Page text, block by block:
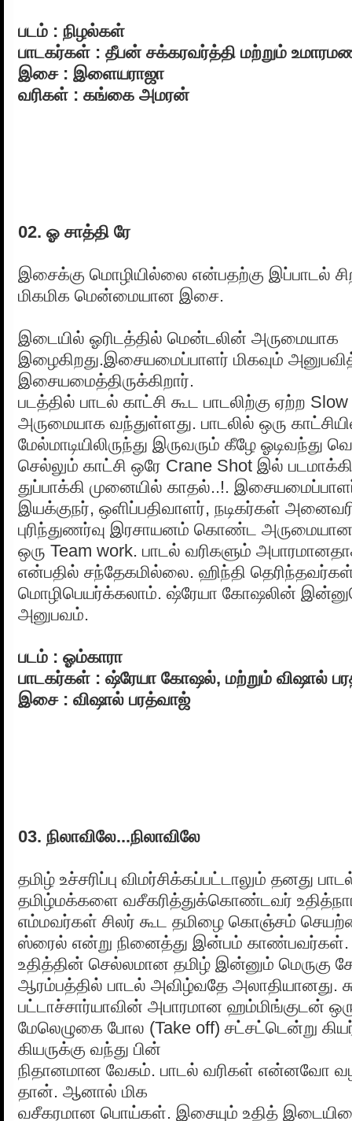
படம் : நிழல்கள்
பாடகர்கள் : தீபன் சக்கரவர்த்தி மற்றும்
இசை : இளையராஜா
வரிகள் : கங்கை அமரன்
02. ஓ சாத்தி ரே
இசைக்கு மொழியில்லை என்பதற்கு இப்பாடல்
மிகமிக மென்மையான இசை.
இடையில் ஓரிடத்தில் மென்டலின் அருமையாக
இழைகிறது.இசையமைப்பாளர் மிகவும்
இசையமைத்திருக்கிறார்.
படத்தில் பாடல் காட்சி கூட பாடலிற்கு ஏற்ற
அருமையாக வந்துள்ளது. பாடலில் ஒரு
மேல்மாடியிலிருந்து இருவரும் கீழே ஓடிவந்து
செல்லும் காட்சி ஒரே Crane Shot இல்
துப்பாக்கி முனையில் காதல்..!.
இயக்குநர், ஒளிப்பதிவாளர், நடிகர்கள்
புரிந்துணர்வு இரசாயனம் கொண்ட
ஒரு Team work. பாடல் வரிகளும்
என்பதில் சந்தேகமில்லை. ஹிந்தி
மொழிபெயர்க்கலாம். ஷ்ரேயா கோஷலின்
அனுபவம்.
படம் : ஓம்காரா
பாடகர்கள் : ஷ்ரேயா கோஷல், மற்றும் விஷால்
இசை : விஷால் பரத்வாஜ்
03. நிலாவிலே...நிலாவிலே
தமிழ் உச்சரிப்பு விமர்சிக்கப்பட்டாலும் தனது
தமிழ்மக்களை வசீகரித்துக்கொண்டவர்
எம்மவர்கள் சிலர் கூட தமிழை கொஞ்சம்
ஸ்ரைல் என்று நினைத்து இன்பம் காண்பவர்கள்.
உதித்தின் செல்லமான தமிழ் இன்னும் மெருகு
ஆரம்பத்தில் பாடல் அவிழ்வதே அலாதியானது.
பட்டாச்சார்யாவின் அபாரமான ஹம்மிங்குடன்
மேலெழுகை போல (Take off) சட்சட்டென்று
கியருக்கு வந்து பின்
நிதானமான வேகம். பாடல் வரிகள் என்னவோ
தான். ஆனால் மிக
வசீகரமான பொய்கள். இசையும் உதித்